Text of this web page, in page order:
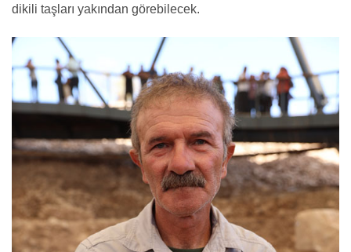
dikili taşları yakından görebilecek.